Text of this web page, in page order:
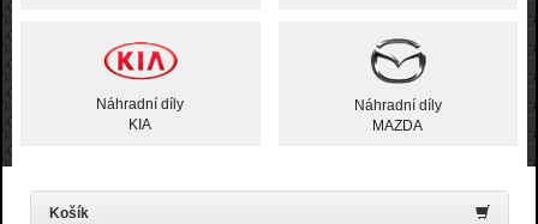
Náhradní díly
KIA
Náhradní díly
MAZDA
Košík